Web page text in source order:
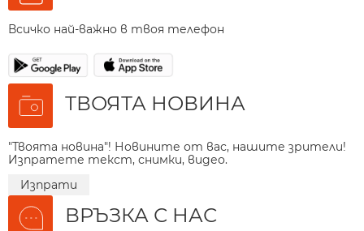
Всичко най-важно в твоя телефон
ТВОЯТА НОВИНА
"Твоята новина"! Новините от вас, нашите зрители!
Изпратете текст, снимки, видео.
Изпрати
ВРЪЗКА С НАС